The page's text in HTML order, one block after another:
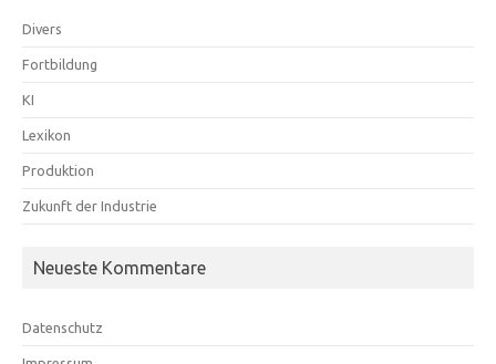
Divers
Fortbildung
KI
Lexikon
Produktion
Zukunft der Industrie
Neueste Kommentare
Datenschutz